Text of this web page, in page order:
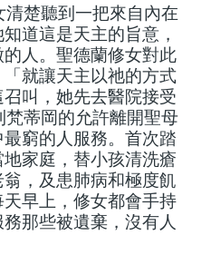
楚聽到一把來自內在
道這是天主的旨意，
人。聖德蘭修女對此
就讓天主以祂的方式
叫，她先去醫院接受
蒂岡的允許離開聖母
窮的人服務。首次踏
家庭，替小孩清洗瘡
，及患肺病和極度飢
早上，修女都會手持
那些被遺棄，沒有人